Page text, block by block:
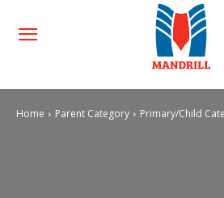
Home Parent Category Primary/Child